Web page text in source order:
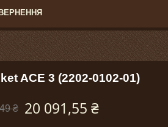
ACE 3 (2202-0102-01)
₴ 20 091,55 ₴